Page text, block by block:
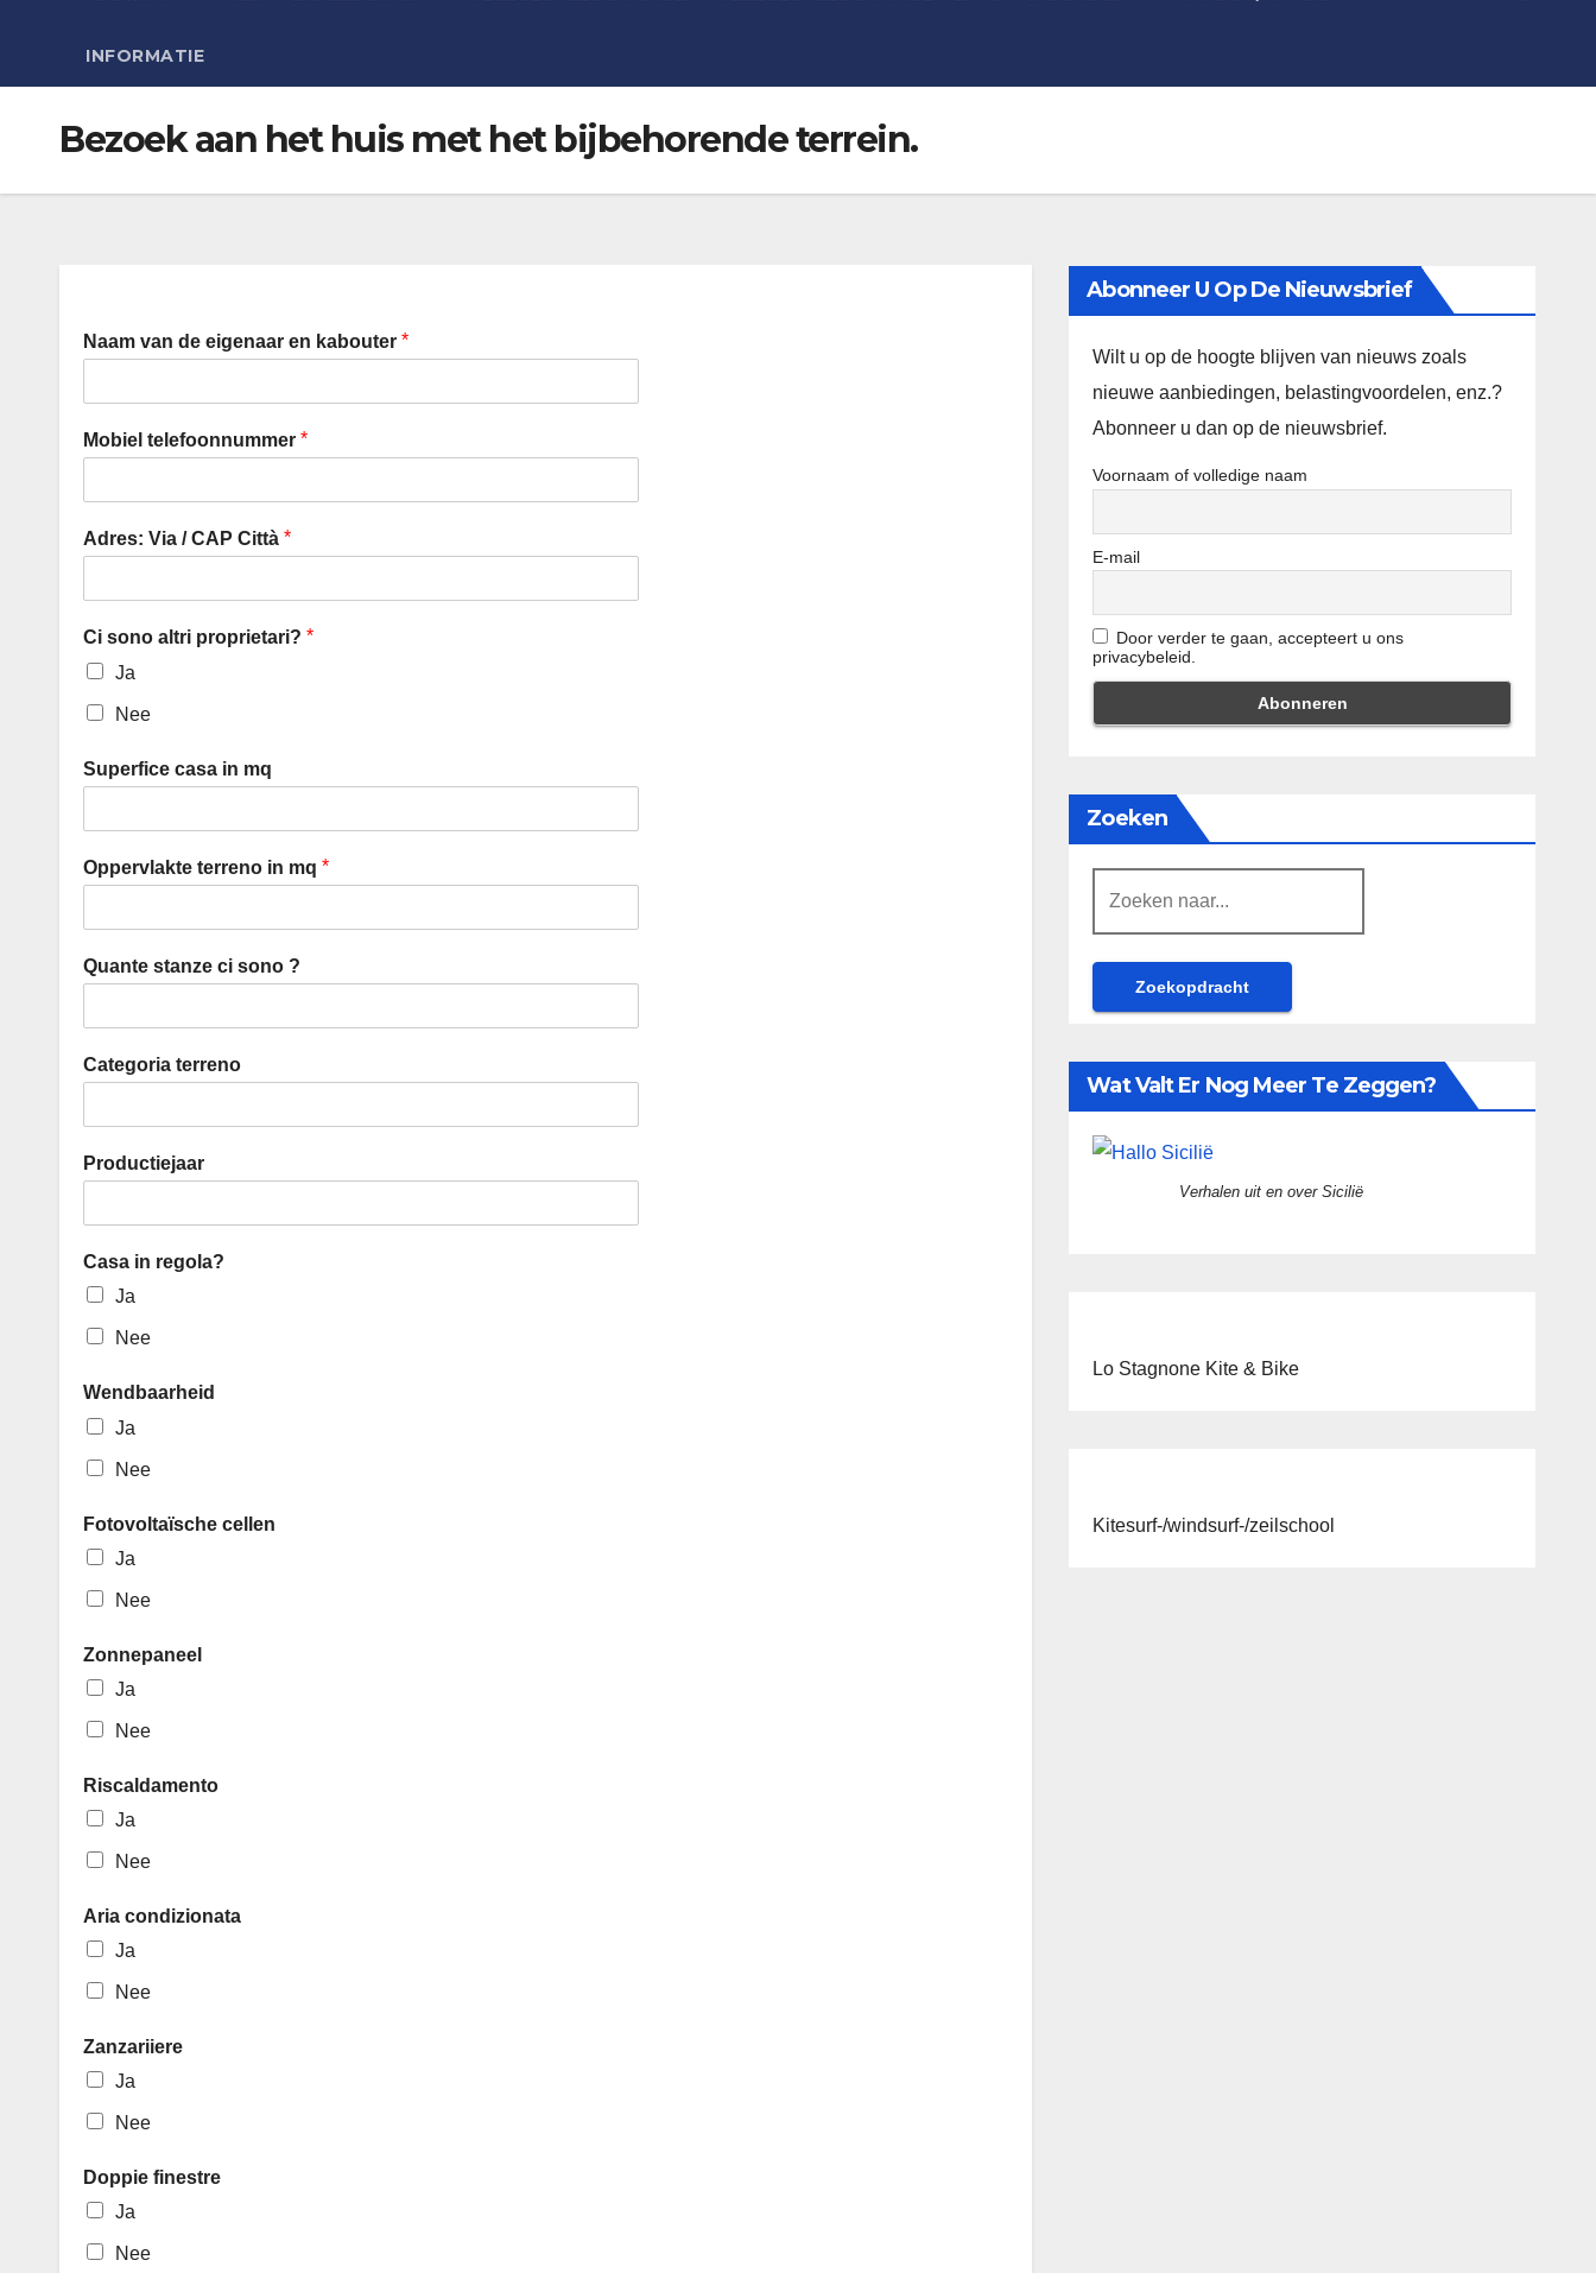
INFORMATIE
Bezoek aan het huis met het bijbehorende terrein.
Naam van de eigenaar en kabouter *
Mobiel telefoonnummer *
Adres: Via / CAP Città *
Ci sono altri proprietari? *
Ja
Nee
Superfice casa in mq
Oppervlakte terreno in mq *
Quante stanze ci sono ?
Categoria terreno
Productiejaar
Casa in regola?
Ja
Nee
Wendbaarheid
Ja
Nee
Fotovoltaïsche cellen
Ja
Nee
Zonnepaneel
Ja
Nee
Riscaldamento
Ja
Nee
Aria condizionata
Ja
Nee
Zanzariiere
Ja
Nee
Doppie finestre
Ja
Nee
Abonneer U Op De Nieuwsbrief
Wilt u op de hoogte blijven van nieuws zoals
nieuwe aanbiedingen, belastingvoordelen, enz.?
Abonneer u dan op de nieuwsbrief.
Voornaam of volledige naam
E-mail
Door verder te gaan, accepteert u ons
privacybeleid.
Zoeken
Wat Valt Er Nog Meer Te Zeggen?
Verhalen uit en over Sicilië
Lo Stagnone Kite & Bike
Kitesurf-/windsurf-/zeilschool